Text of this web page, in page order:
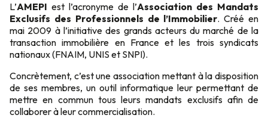
L’AMEPI est l’acronyme de l’Association des Mandats
Exclusifs des Professionnels de l’Immobilier. Créé en
mai 2009 à l’initiative des grands acteurs du marché de la
transaction immobilière en France et les trois syndicats
nationaux (FNAIM, UNIS et SNPI).
Concrètement, c’est une association mettant à la disposition
de ses membres, un outil informatique leur permettant de
mettre en commun tous leurs mandats exclusifs afin de
collaborer à leur commercialisation.